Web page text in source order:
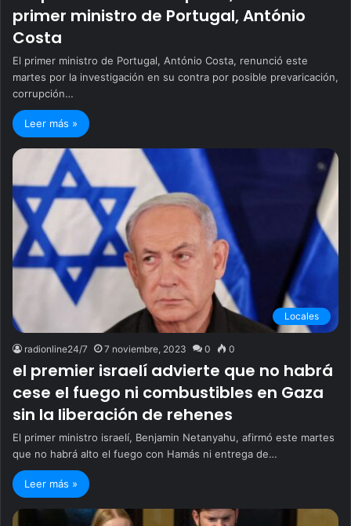
primer ministro de Portugal, António
Costa
El primer ministro de Portugal, António Costa, renunció este
martes por la investigación en su contra por posible prevaricación,
corrupción…
Leer más »
Locales
radionline24/7 7 noviembre, 2023 0 0
el premier israelí advierte que no habrá
cese el fuego ni combustibles en Gaza
sin la liberación de rehenes
El primer ministro israelí, Benjamin Netanyahu, afirmó este martes
que no habrá alto el fuego con Hamás ni entrega de…
Leer más »